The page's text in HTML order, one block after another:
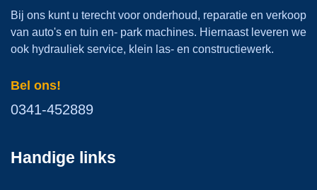
Bij ons kunt u terecht voor onderhoud, reparatie en verkoop
van auto's en tuin en- park machines. Hiernaast leveren we
ook hydrauliek service, klein las- en constructiewerk.
Bel ons!
0341-452889
Handige links